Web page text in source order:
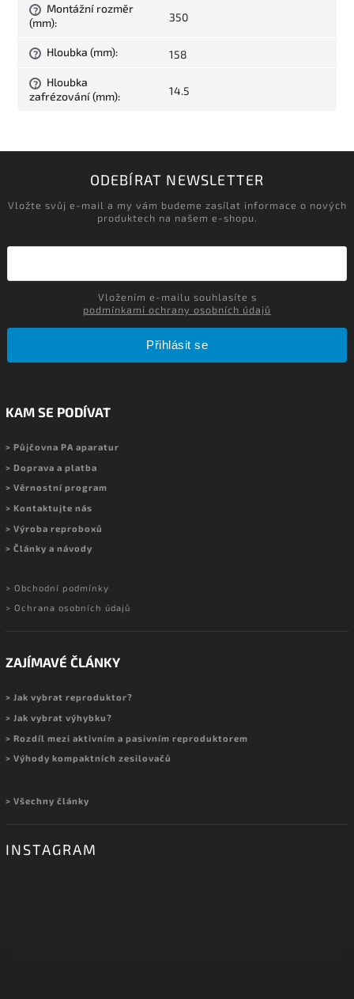
?
Montážní rozměr
(mm): 350
? Hloubka (mm): 158
?
Hloubka
zafrézování (mm): 14.5
ODEBÍRAT NEWSLETTER
Vložte svůj e-mail a my vám budeme zasílat informace o nových
produktech na našem e-shopu.
podmínkami ochrany osobních údajů
Přihlásit se
KAM SE PODÍVAT
> Půjčovna PA aparatur
> Doprava a platba
> Věrnostní program
> Kontaktujte nás
> Výroba reproboxů
> Články a návody
> Obchodní podmínky
> Ochrana osobních údajů
ZAJÍMAVÉ ČLÁNKY
> Jak vybrat reproduktor?
> Jak vybrat výhybku?
> Rozdíl mezi aktivním a pasivním reproduktorem
> Výhody kompaktních zesilovačů
> Všechny články
INSTAGRAM